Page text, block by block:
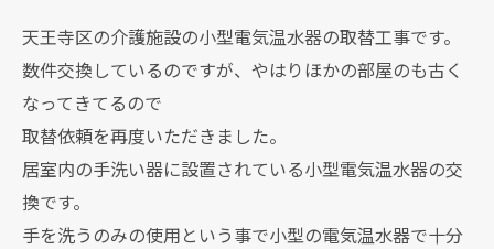
天王寺区の介護施設の小型電気温水器の取替工事です。
数件交換しているのですが、やはりほかの部屋のも古く
なってきてるので
取替依頼を再度いただきました。
居室内の手洗い器に設置されている小型電気温水器の交
換です。
手を洗うのみの使用という事で小型の電気温水器で十分